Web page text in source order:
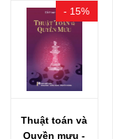
- 15%
Thuật toán và
Quyền mưu -